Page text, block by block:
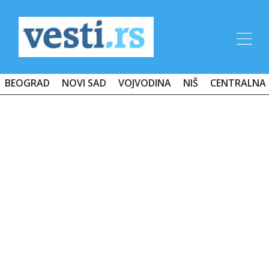
BEOGRAD NOVI SAD VOJVODINA NIŠ CENTRALNA